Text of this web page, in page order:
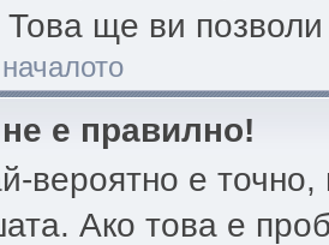
ще ви
е правилно!
вероятно е точно,
Ако това е